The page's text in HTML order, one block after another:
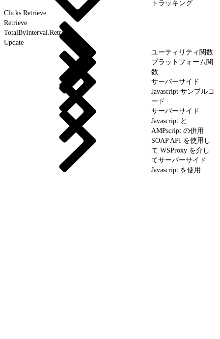
トラッキング
Clicks.Retrieve
Retrieve
TotalByInterval.Retrieve
Update
ユーティリティ関数
プラットフォーム関
数
サーバーサイド
Javascript サンプルコ
ード
サーバーサイド
Javascript と
AMPscript の併用
SOAP API を使用し
て WSProxy を介し
てサーバーサイド
Javascript を使用